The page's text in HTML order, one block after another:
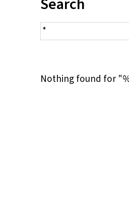
search result
Nothing found for